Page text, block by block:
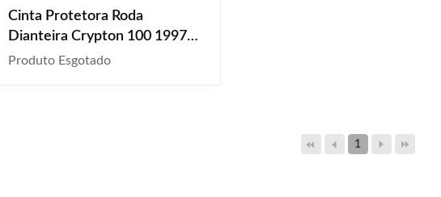
Cinta Protetora Roda
Dianteira Crypton 100 1997
1998 1999 2000 2001 2002
Produto Esgotado
1